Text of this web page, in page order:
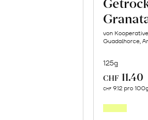
von
Guadalhorce,
125g
CHF 11.40
CHF 9.12 pro